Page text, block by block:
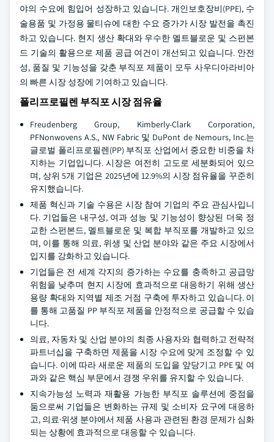
야의 수요에 힘입어 성장하고 있습니다. 개인보호장비(PPE), 수
술용품 및 가정용 물티슈에 대한 수요 증가가 시장 발전을 촉진
하고 있습니다. 현지 생산 확대와 우수한 멜트블로운 및 스펀본
드 기술의 활용으로 제품 공급 여건이 개선되고 있습니다. 안전
성, 품질 및 기능성을 갖춘 부직포 제품이 모두 사우디아라비아
의 빠른 시장 성장에 기여하고 있습니다.
폴리프로필렌 부직포 시장 점유율
Freudenberg Group, Kimberly-Clark Corporation,
PFNonwovens A.S., NW Fabric 및 DuPont de Nemours, Inc.는
글로벌 폴리프로필렌(PP) 부직포 산업에서 중요한 비중을 차
지하는 기업입니다. 시장은 여전히 고도로 세분화되어 있으
며, 상위 5개 기업은 2025년에 12.9%의 시장 점유율을 꾸준히
유지했습니다.
제품 혁신과 기술 수용은 시장 참여 기업의 주요 관심사입니
다. 기업들은 내구성, 여과 성능 및 기능성이 향상된 더욱 정
교한 스펀본드, 멜트블로운 및 복합 부직포를 개발하고 있으
며, 이를 통해 의료, 위생 및 산업 분야와 같은 주요 시장에서
입지를 강화하고 있습니다.
기업들은 전 세계 각지의 증가하는 수요를 충족하고 공급망
위험을 낮추며 현지 시장에 효과적으로 대응하기 위해 생산
용량 확대와 지역별 제조 거점 구축에 투자하고 있습니다. 이
를 통해 고품질 PP 부직포 제품을 안정적으로 공급할 수 있습
니다.
의료, 자동차 및 산업 분야의 최종 사용자와 협력하고 전략적
파트너십을 구축하면 제품을 시장 수요에 맞게 조정할 수 있
습니다. 이에 따라 새로운 제품의 도입을 앞당기고 PPE 및 여
과와 같은 핵심 부문에서 경쟁 우위를 유지할 수 있습니다.
지속가능성 노력과 재활용 가능한 부직포 솔루션에 중점을
둠으로써 기업들은 변화하는 규제 및 소비자 요구에 대응하
고, 의료·위생 분야에서 제품 사용과 관련된 환경 문제가 심화
되는 상황에 효과적으로 대응할 수 있습니다.